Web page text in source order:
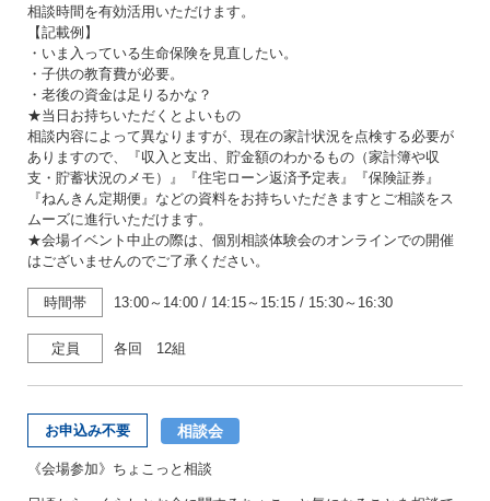
相談時間を有効活用いただけます。
【記載例】
・いま入っている生命保険を見直したい。
・子供の教育費が必要。
・老後の資金は足りるかな？
★当日お持ちいただくとよいもの
相談内容によって異なりますが、現在の家計状況を点検する必要が
ありますので、『収入と支出、貯金額のわかるもの（家計簿や収
支・貯蓄状況のメモ）』『住宅ローン返済予定表』『保険証券』
『ねんきん定期便』などの資料をお持ちいただきますとご相談をス
ムーズに進行いただけます。
★会場イベント中止の際は、個別相談体験会のオンラインでの開催
はございませんのでご了承ください。
時間帯 13:00～14:00 / 14:15～15:15 / 15:30～16:30
定員 各回 12組
お申込み不要 相談会
《会場参加》ちょこっと相談